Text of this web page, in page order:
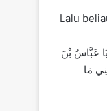
Lalu
عَبَّاسُ بْنَ
مَا